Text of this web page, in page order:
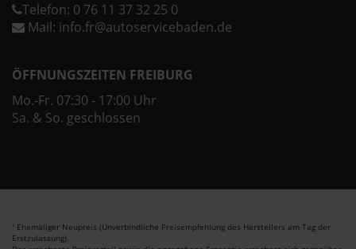
Telefon: 0 76 11 37 32 25 0
Mail: info.fr@autoservicebaden.de
ÖFFNUNGSZEITEN FREIBURG
Mo.-Fr. 07:30 - 17:00 Uhr
Sa. & So. geschlossen
1 Ehemaliger Neupreis (Unverbindliche Preisempfehlung des Herstellers am Tag der
Erstzulassung).